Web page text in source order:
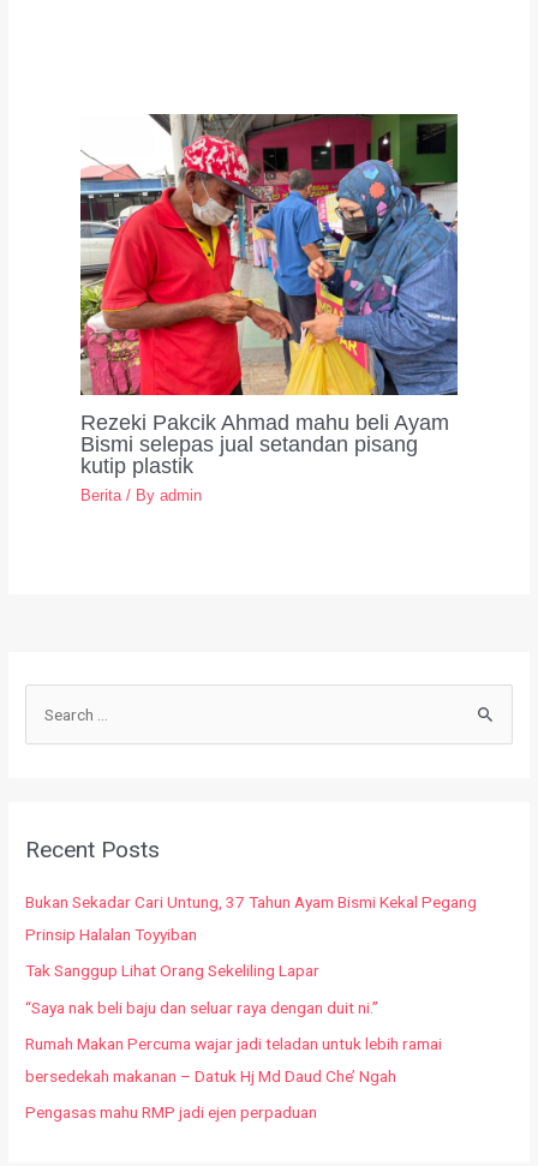
Rezeki Pakcik Ahmad mahu beli Ayam
Bismi selepas jual setandan pisang
kutip plastik
Berita / Byadmin
Recent Posts
Bukan Sekadar Cari Untung, 37 Tahun Ayam Bismi Kekal Pegang
Prinsip Halalan Toyyiban
Tak Sanggup Lihat Orang Sekeliling Lapar
“Saya nak beli baju dan seluar raya dengan duit ni.”
Rumah Makan Percuma wajar jadi teladan untuk lebih ramai
bersedekah makanan – Datuk Hj Md Daud Che’ Ngah
Pengasas mahu RMP jadi ejen perpaduan